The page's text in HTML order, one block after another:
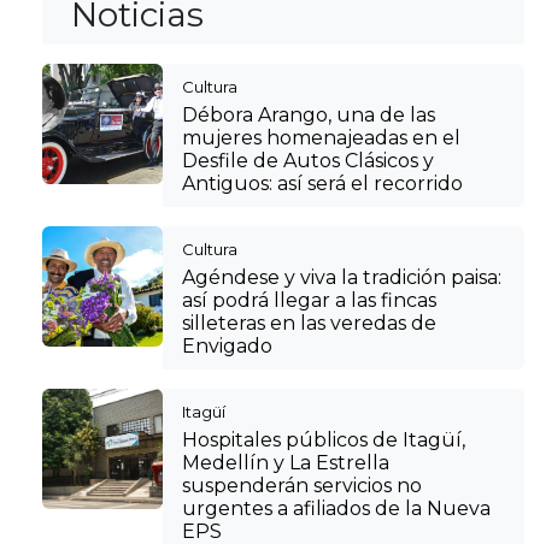
Noticias
Cultura
Débora Arango, una de las
mujeres homenajeadas en el
Desfile de Autos Clásicos y
Antiguos: así será el recorrido
Cultura
Agéndese y viva la tradición paisa:
así podrá llegar a las fincas
silleteras en las veredas de
Envigado
Itagüí
Hospitales públicos de Itagüí,
Medellín y La Estrella
suspenderán servicios no
urgentes a afiliados de la Nueva
EPS